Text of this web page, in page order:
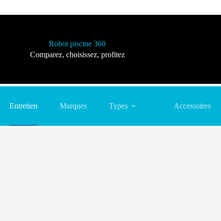
Robot piscine 360
Comparez, choisissez, profitez
Entretien Marques Types Accessoires